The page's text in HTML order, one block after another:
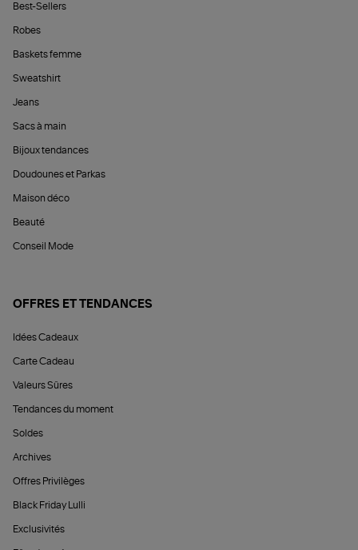
Best-Sellers
Robes
Baskets femme
Sweatshirt
Jeans
Sacs à main
Bijoux tendances
Doudounes et Parkas
Maison déco
Beauté
Conseil Mode
OFFRES ET TENDANCES
Idées Cadeaux
Carte Cadeau
Valeurs Sûres
Tendances du moment
Soldes
Archives
Offres Privilèges
Black Friday Lulli
Exclusivités